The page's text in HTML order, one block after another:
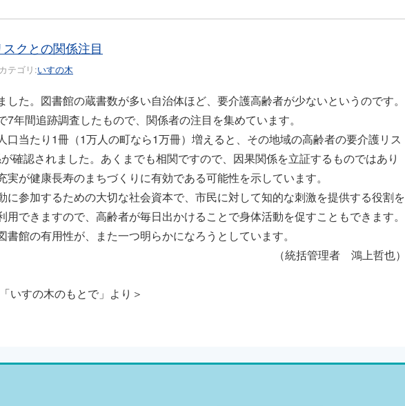
クとの関係注目
カテゴリ:いすの木
た。図書館の蔵書数が多い自治体ほど、要介護高齢者が少ないというのです。
年間追跡調査したもので、関係者の注目を集めています。
当たり1冊（1万人の町なら1万冊）増えると、その地域の高齢者の要介護リス
確認されました。あくまでも相関ですので、因果関係を立証するものではあり
が健康長寿のまちづくりに有効である可能性を示しています。
参加するための大切な社会資本で、市民に対して知的な刺激を提供する役割を
できますので、高齢者が毎日出かけることで身体活動を促すこともできます。
館の有用性が、また一つ明らかになろうとしています。
（統括管理者 鴻上哲也）
いすの木のもとで」より＞